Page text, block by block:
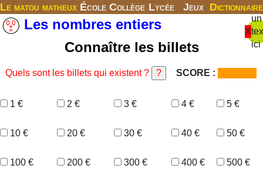
Le matou matheux École Collège Lycée Jeux Dictionnaire
X
un
ici
Les nombres entiers
Connaître les billets
Quels sont les billets qui existent ? SCORE :
1 € 2 € 3 € 4 € 5 €
10 € 20 € 30 € 40 € 50 €
100 € 200 € 300 € 400 € 500 €